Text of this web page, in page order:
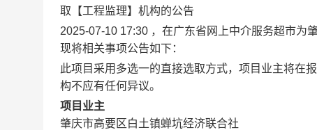
取【工程监理】机构的公告
2025-07-10 17:30 ，在广东省网上中介服务超市为
现将相关事项公告如下：
此项目采用多选一的直接选取方式，项目业主将在
构不应有任何异议。
项目业主
肇庆市高要区白土镇蝉坑经济联合社